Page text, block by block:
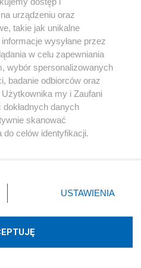
(...) "Более подлого,
к России и
я в Салоне24 не видел"
i wrogo nastawionego
Witek, ja w Salonie24 nie
od blogera
urządzeniu oraz
takie jak unikalne
wysyłane przez
w celu zapewniania
wybór spersonalizowanych
badanie odbiorców oraz
Użytkownika my i Zaufani
danych
skanować
celów identyfikacji.
ustawień prywatności
rogu strony
nie wymagają zgody
sprzeciwić się takiemu
USTAWIENIA